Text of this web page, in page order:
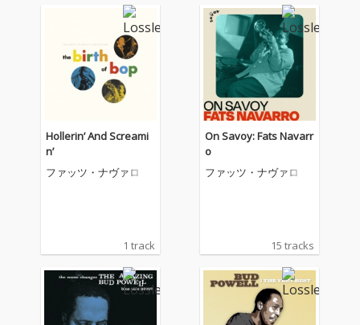
Hollerin’ And Screami
n’
ファッツ・ナヴァロ
1 track
On Savoy: Fats Navarr
o
ファッツ・ナヴァロ
15 tracks